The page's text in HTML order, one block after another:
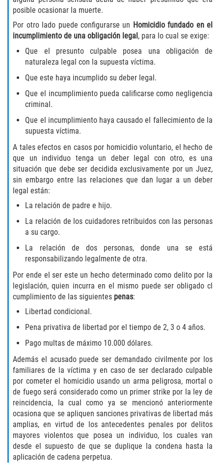
Ajena
Invasión de Propiedad Ajena
Vandalismo
DUI
Audiencia Administrativa del DMV
Conducción Imprudente con
Presencia de Alcohol
Conducción Imprudente sin Presencia
de Alcohol
Cuarta Ofensa de DUI
DUI con Pasajeros Menores de 14
Años
DUI en Menores de Edad
Segunda Ofensa de DUI
Tercera Ofensa de DUI
Leyes de DUI en el Estado de
California
Violencia Doméstica
Abuso de Ancianos y Adultos
Dependientes
Acecho
posible ocasionar la muerte.
Por otro lado puede configurarse un Homicidio fundado en el
incumplimiento de una obligación legal , para lo cual se exige:
Que el presunto culpable posea una obligación de
naturaleza legal con la supuesta víctima.
Que este haya incumplido su deber legal.
Que el incumplimiento pueda calificarse como negligencia
criminal.
Que el incumplimiento haya causado el fallecimiento de la
supuesta víctima.
A tales efectos en casos por homicidio voluntario, el hecho de
que un individuo tenga un deber legal con otro, es una
situación que debe ser decidida exclusivamente por un Juez,
sin embargo entre las relaciones que dan lugar a un deber
legal están:
La relación de padre e hijo.
La relación de los cuidadores retribuidos con las personas
a su cargo.
La relación de dos personas, donde una se está
responsabilizando legalmente de otra.
Por ende el ser este un hecho determinado como delito por la
legislación, quien incurra en el mismo puede ser obligado cl
cumplimiento de las siguientes penas:
Libertad condicional.
Pena privativa de libertad por el tiempo de 2, 3 o 4 años.
Pago multas de máximo 10.000 dólares.
Además el acusado puede ser demandado civilmente por los
familiares de la víctima y en caso de ser declarado culpable
por cometer el homicidio usando un arma peligrosa, mortal o
de fuego será considerado como un primer strike por la ley de
reincidencia, la cual como ya se mencionó anteriormente
ocasiona que se apliquen sanciones privativas de libertad más
amplias, en virtud de los antecedentes penales por delitos
mayores violentos que posea un individuo, los cuales van
desde el supuesto de que se duplique la condena hasta la
aplicación de cadena perpetua.